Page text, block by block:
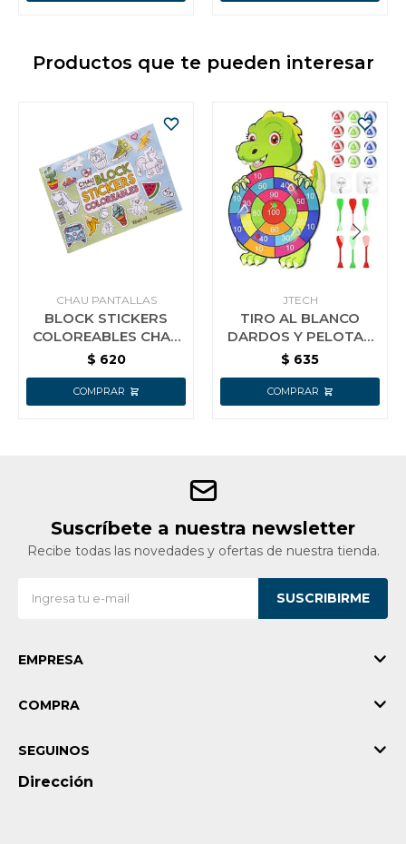
Productos que te pueden interesar
CHAU PANTALLAS
BLOCK STICKERS
COLOREABLES CHAU
PANTALLA
$ 620
JTECH
TIRO AL BLANCO
DARDOS Y PELOTAS
DISEÑOS
$ 635
Suscríbete a nuestra newsletter
Recibe todas las novedades y ofertas de nuestra tienda.
SUSCRIBIRME
EMPRESA
COMPRA
Dirección
SEGUINOS